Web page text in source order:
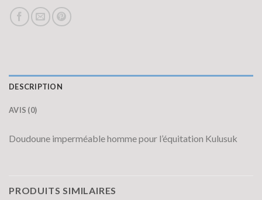
DESCRIPTION
AVIS (0)
Doudoune imperméable homme pour l’équitation Kulusuk
PRODUITS SIMILAIRES